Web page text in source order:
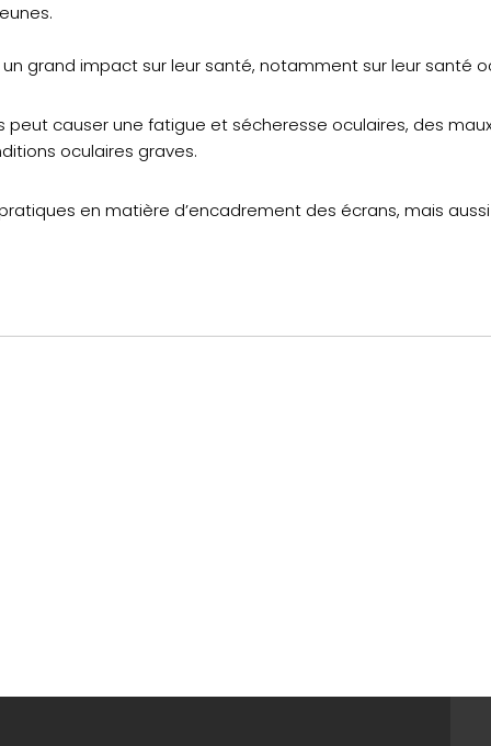
grand impact sur leur santé, notamment sur leur santé
peut causer une fatigue et sécheresse oculaires, des
oculaires graves.
en matière d’encadrement des écrans, mais